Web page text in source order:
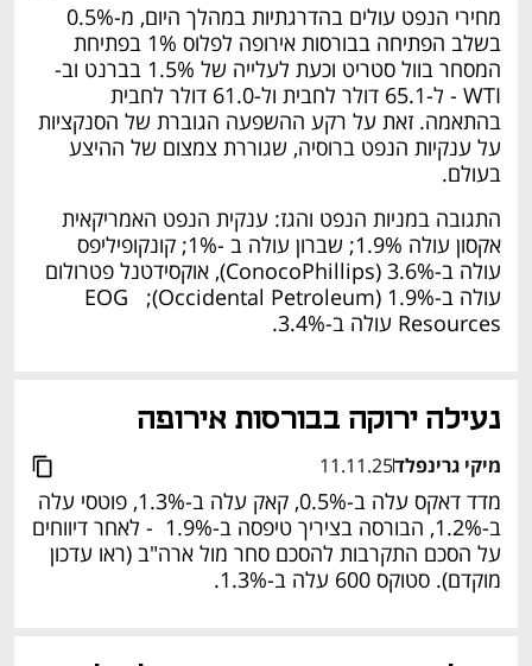
מחירי הנפט עולים בהדרגתיות במהלך היום, מ-0.5%
בשלב הפתיחה בבורסות אירופה לפלוס 1% בפתיחת
המסחר בוול סטריט וכעת לעלייה של 1.5% בברנט וב-
WTI - ל-65.1 דולר לחבית ול-61.0 דולר לחבית
בהתאמה. זאת על רקע ההשפעה הגוברת של הסנקציות
על ענקיות הנפט ברוסיה, שגוררת צמצום של ההיצע
בעולם.
התגובה במניות הנפט והגז: ענקית הנפט האמריקאית
אקסון עולה 1.9%; שברון עולה ב -1%; קונקופיליפס
עולה ב-1.9% (Occidental Petroleum);  EOG
Resources עולה ב-3.4%.
נעילה ירוקה בבורסות אירופה
מיקי גרינפלד11.11.25
על הסכם התקרבות להסכם סחר מול ארה"ב (ראו עדכון
מוקדם). סטוקס 600 עלה ב-1.3%.